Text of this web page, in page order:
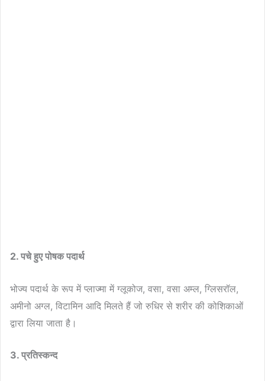
2. पचे हुए पोषक पदार्थ
भोज्य पदार्थ के रूप में प्लाज्मा में ग्लूकोज, वसा, वसा अम्ल, ग्लिसरॉल,
अमीनो अग्ल, विटामिन आदि मिलते हैं जो रुधिर से शरीर की कोशिकाओं
द्वारा लिया जाता है।
3. प्रतिस्कन्द